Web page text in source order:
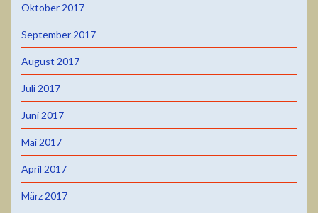
Oktober 2017
September 2017
August 2017
Juli 2017
Juni 2017
Mai 2017
April 2017
März 2017